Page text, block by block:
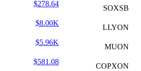
SOXSB
$278.64
LLYON
$8.00K
MUON
$5.96K
COPXON
$581.08